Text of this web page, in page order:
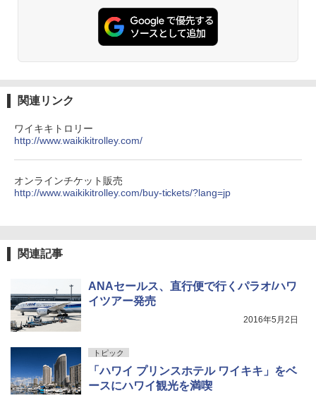
￥2,980
送
ポインターライト 強力 小型 緑色/赤色/青紫色
USB充電式 高精度 超長距離照射 長時間使用
ア/オフィス/教育現場/展示会用 緑
￥1,180
関連リンク
ワイキキトロリー
http://www.waikikitrolley.com/
オンラインチケット販売
http://www.waikikitrolley.com/buy-tickets/?lang=jp
関連記事
ANAセールス、直行便で行くパラオ/ハワ
イツアー発売
2016年5月2日
トピック
「ハワイ プリンスホテル ワイキキ」をベ
ースにハワイ観光を満喫